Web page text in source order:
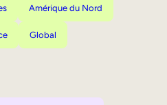
Amérique du Nord
Global